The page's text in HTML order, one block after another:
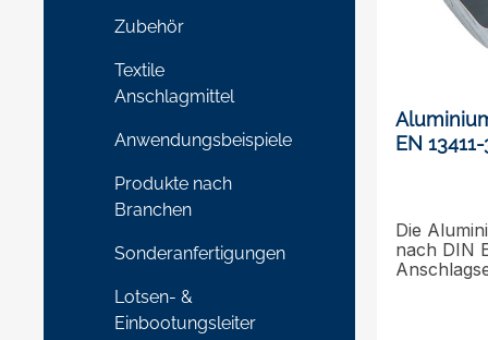
Zubehör
Textile
Anschlagmittel
Anwendungsbeispiele
Produkte nach
Branchen
Sonderanfertigungen
Lotsen- &
Einbootungsleiter
EN
Die
nach DIN